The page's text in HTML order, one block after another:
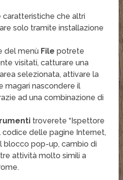
caratteristiche che altri
solo tramite installazione
del menù File potrete
visitati, catturare una
selezionata, attivare la
magari nascondere il
ad una combinazione di
troverete “Ispettore
codice delle pagine Internet,
blocco pop-up, cambio di
attività molto simili a